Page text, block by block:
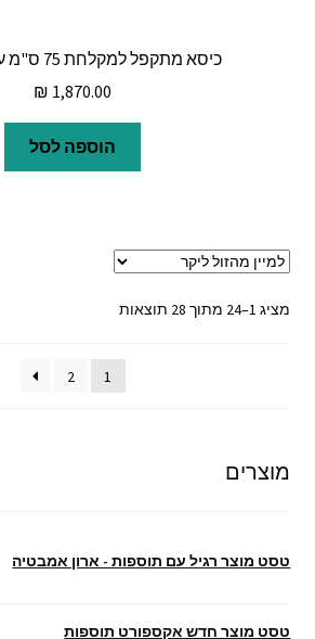
כיסא מתקפל למקלחת 75 ס"מ עץ טיק מלא
₪ 1,870.00
הוספה לסל
מציג 1–24 מתוך 28 תוצאות
ממוין
מחיר:
מהזול
1
2
מוצרים
טסט מוצר רגיל עם תוספות - ארון אמבטיה
טסט מוצר חדש אקספורט תוספות